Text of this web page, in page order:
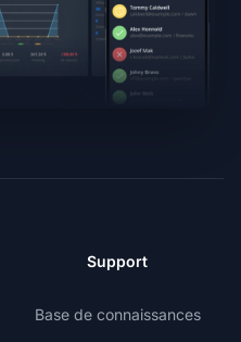
Support
Base de connaissances